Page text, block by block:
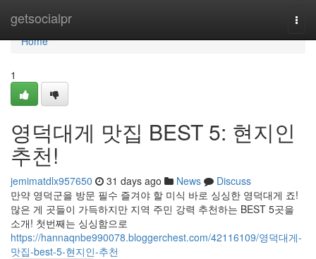
getsocialpr
Home
Home
1
영덕대게 맛집 BEST 5: 현지인
추천!
jemimatdlx957650 31 days ago News
Discuss
만약 영덕군을 방문 필수 즐겨야 할 미식 바로 싱싱한 영덕대게 죠!
많은 게 곳들이 가득하지만 지역 주민 강력 추천하는 BEST 5곳을
소개! 첫번째는 싱싱함으로
https://hannaqnbe990078.bloggerchest.com/42116109/영덕대게-
맛집-best-5-현지인-추천